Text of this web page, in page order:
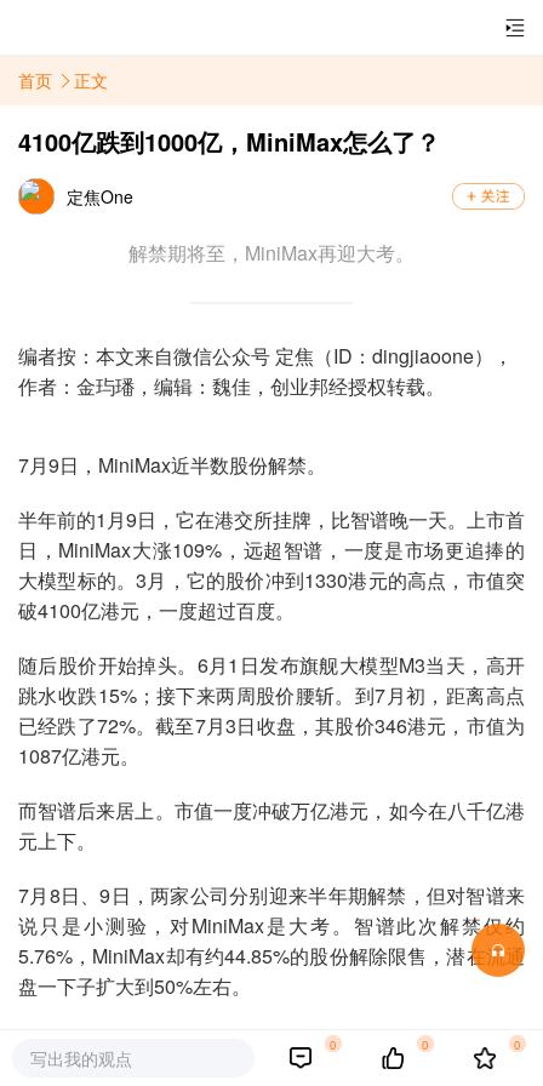
首页 正文
4100亿跌到1000亿，MiniMax怎么了？
定焦One
解禁期将至，MiniMax再迎大考。
编者按：本文来自微信公众号 定焦（ID：dingjiaoone），
作者：金玙璠，编辑：魏佳，创业邦经授权转载。
7月9日，MiniMax近半数股份解禁。
半年前的1月9日，它在港交所挂牌，比智谱晚一天。上市首
日，MiniMax大涨109%，远超智谱，一度是市场更追捧的
大模型标的。3月，它的股价冲到1330港元的高点，市值突
破4100亿港元，一度超过百度。
随后股价开始掉头。6月1日发布旗舰大模型M3当天，高开
跳水收跌15%；接下来两周股价腰斩。到7月初，距离高点
已经跌了72%。截至7月3日收盘，其股价346港元，市值为
1087亿港元。
而智谱后来居上。市值一度冲破万亿港元，如今在八千亿港
元上下。
7月8日、9日，两家公司分别迎来半年期解禁，但对智谱来
说只是小测验，对MiniMax是大考。智谱此次解禁仅约
5.76%，MiniMax却有约44.85%的股份解除限售，潜在流通
盘一下子扩大到50%左右。
有关注港股的投资人判断，“短期跌很正常，之前股价里掺
了太多情绪和稀缺性溢价。”另一位业内人士则对「定焦
写出我的观点
0 0 0